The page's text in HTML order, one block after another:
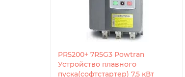
PR5200+ 7R5G3 Powtran
Устройство плавного
пуска(софтстартер) 7,5 кВт